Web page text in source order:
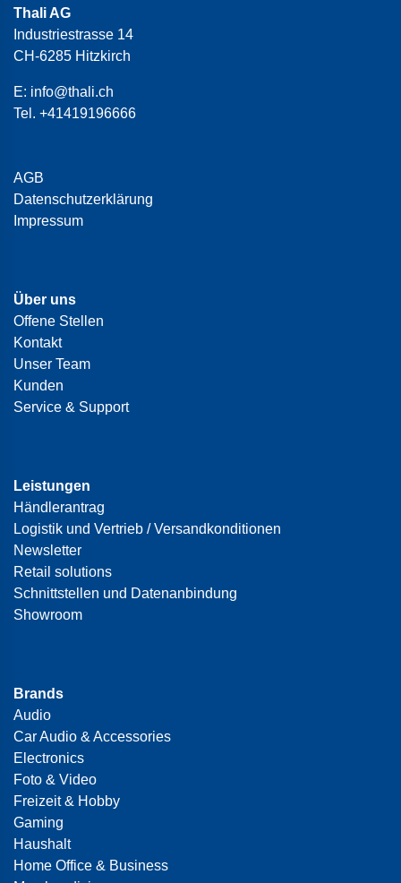
Thali AG
Industriestrasse 14
CH-6285 Hitzkirch
E: info@thali.ch
Tel. +41419196666
AGB
Datenschutzerklärung
Impressum
Über uns
Offene Stellen
Kontakt
Unser Team
Kunden
Service & Support
Leistungen
Händlerantrag
Logistik und Vertrieb / Versandkonditionen
Newsletter
Retail solutions
Schnittstellen und Datenanbindung
Showroom
Brands
Audio
Car Audio & Accessories
Electronics
Foto & Video
Freizeit & Hobby
Gaming
Haushalt
Home Office & Business